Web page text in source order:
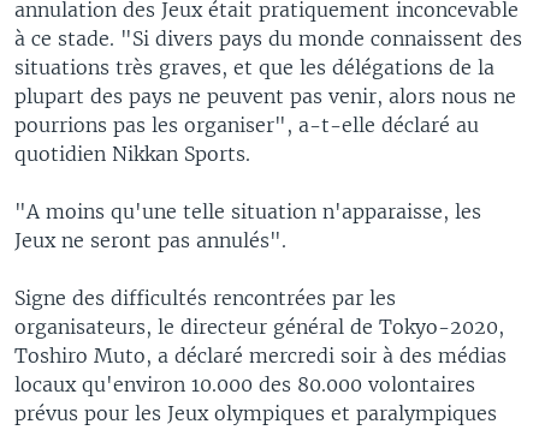
annulation des Jeux était pratiquement inconcevable
à ce stade. "Si divers pays du monde connaissent des
situations très graves, et que les délégations de la
plupart des pays ne peuvent pas venir, alors nous ne
pourrions pas les organiser", a-t-elle déclaré au
quotidien Nikkan Sports.
"A moins qu'une telle situation n'apparaisse, les
Jeux ne seront pas annulés".
Signe des difficultés rencontrées par les
organisateurs, le directeur général de Tokyo-2020,
Toshiro Muto, a déclaré mercredi soir à des médias
locaux qu'environ 10.000 des 80.000 volontaires
prévus pour les Jeux olympiques et paralympiques